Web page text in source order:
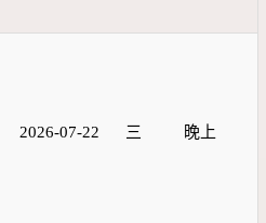
2026-07-22 三 晚上